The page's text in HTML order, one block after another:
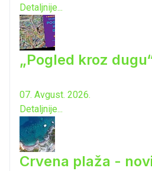
Detaljnije...
„Pogled kroz
07. Avgust. 2026.
Detaljnije...
Crvena plaža -